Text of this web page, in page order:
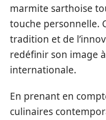
marmite sarthoise
touche personnelle.
tradition et de
redéfinir son image
internationale.
En prenant en
culinaires